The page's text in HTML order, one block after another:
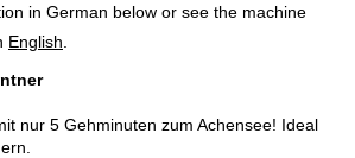
in German below or see the machine
English
nur 5 Gehminuten zum Achensee! Ideal